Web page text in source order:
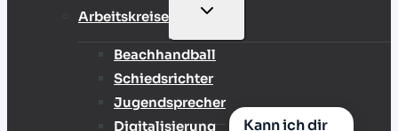
Kann ich dir
Arbeitskreise
UNTERMENÜ
Beachhandball
Schiedsrichter
Jugendsprecher
Digitalisierung